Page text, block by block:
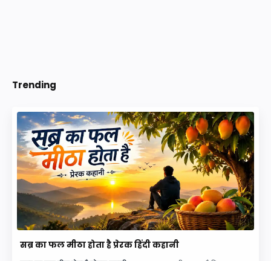
Trending
सब्र का फल मीठा होता है प्रेरक हिंदी कहानी